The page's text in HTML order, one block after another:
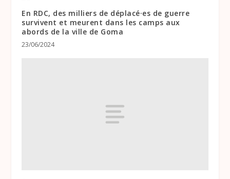
En RDC, des milliers de déplacé·es de guerre
survivent et meurent dans les camps aux
abords de la ville de Goma
23/06/2024